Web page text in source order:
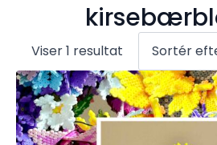
Viser 1 resultat